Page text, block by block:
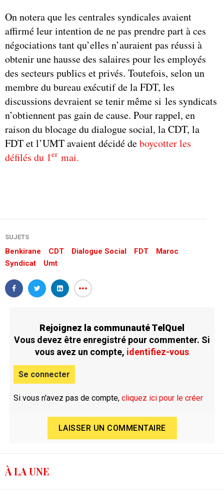
On notera que les centrales syndicales avaient
affirmé leur intention de ne pas prendre part à ces
négociations tant qu’elles n’auraient pas réussi à
obtenir une hausse des salaires pour les employés
des secteurs publics et privés. Toutefois, selon un
membre du bureau exécutif de la FDT, les
discussions devraient se tenir même si les syndicats
n’obtiennent pas gain de cause. Pour rappel, en
raison du blocage du dialogue social, la CDT, la
FDT et l’UMT avaient décidé deboycotter les
défilés du 1er mai.
SUJETS
Benkirane CDT Dialogue Social FDT
Maroc
Syndicat
Umt
Rejoignez la communauté TelQuel
Vous devez être enregistré pour commenter. Si
vous avez un compte, identifiez-vous
Se connecter
Si vous n'avez pas de compte, cliquez ici pour le créer
LAISSER UN COMMENTAIRE
À LA UNE